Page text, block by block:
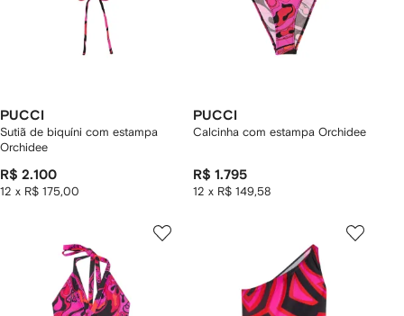
PUCCI
Sutiã de biquíni com estampa
Orchidee
R$ 2.100
12 x R$ 175,00
PUCCI
Calcinha com estampa Orchidee
R$ 1.795
12 x R$ 149,58